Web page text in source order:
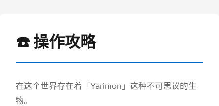
☎️ 操作攻略
在这个世界存在着「Yarimon」这种不可思议的生
物。